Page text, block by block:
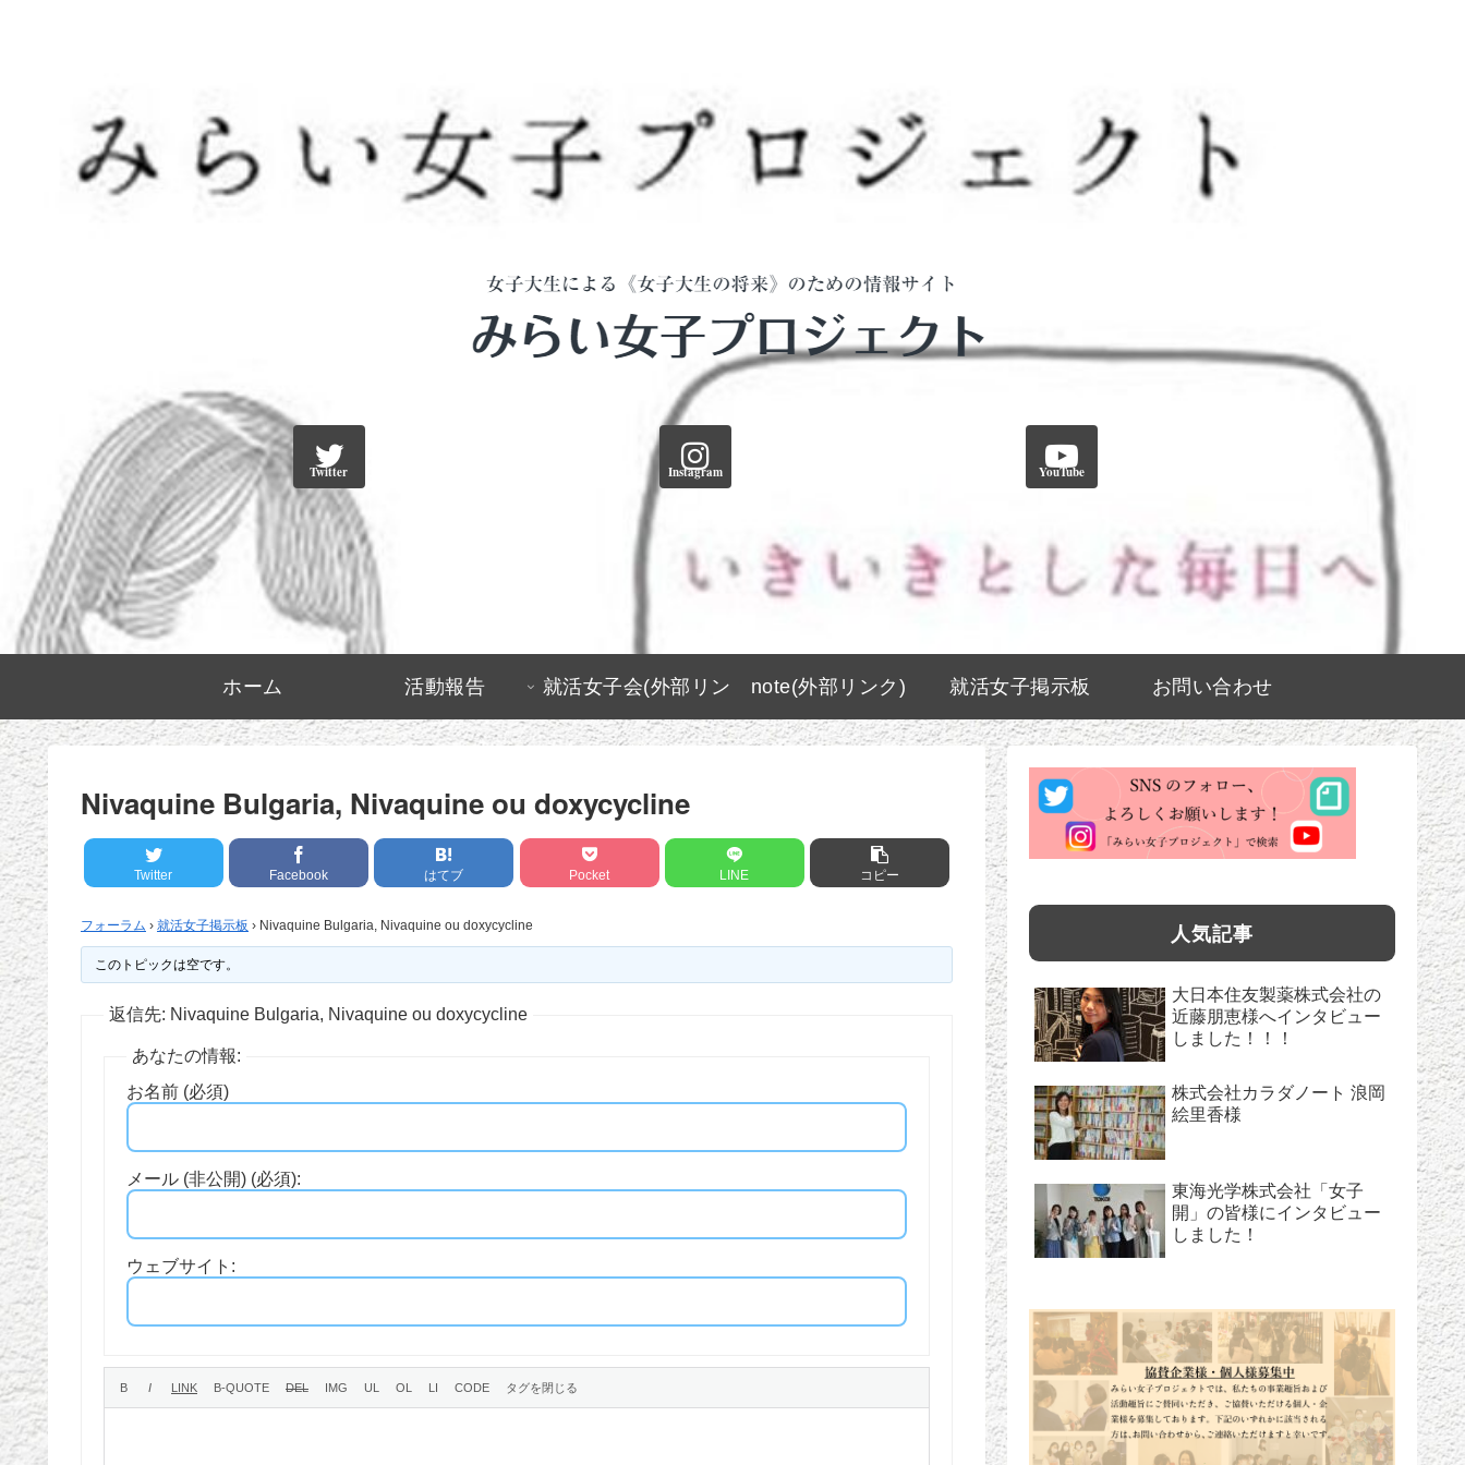
Twitter Instagram YouTube
ホーム 活動報告 就活女子会(外部リン
ク)
note(外部リンク) 就活女子掲示板 お問い合わせ
Nivaquine Bulgaria, Nivaquine ou doxycycline
Twitter Facebook はてブ Pocket LINE コピー
フォーラム › 就活女子掲示板 › Nivaquine Bulgaria, Nivaquine ou doxycycline
このトピックは空です。
返信先: Nivaquine Bulgaria, Nivaquine ou doxycycline
あなたの情報:
お名前 (必須)
メール (非公開) (必須):
ウェブサイト:
人気記事
大日本住友製薬株式会社の
近藤朋恵様へインタビュー
しました！！！
株式会社カラダノート 浪岡
絵里香様
東海光学株式会社「女子
開」の皆様にインタビュー
しました！